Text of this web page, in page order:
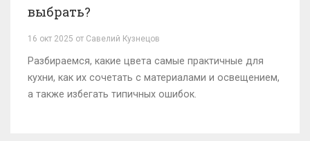
выбрать?
16 окт 2025 от Савелий Кузнецов
Разбираемся, какие цвета самые практичные для
кухни, как их сочетать с материалами и освещением,
а также избегать типичных ошибок.